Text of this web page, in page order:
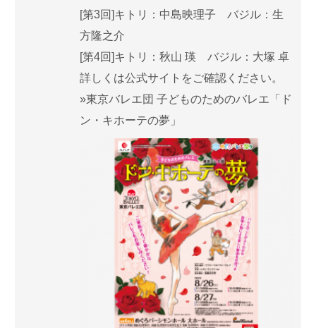
[第3回]キトリ：中島映理子 バジル：生
方隆之介
[第4回]キトリ：秋山 瑛 バジル：大塚 卓
詳しくは公式サイトをご確認ください。
»東京バレエ団 子どものためのバレエ「ド
ン・キホーテの夢」